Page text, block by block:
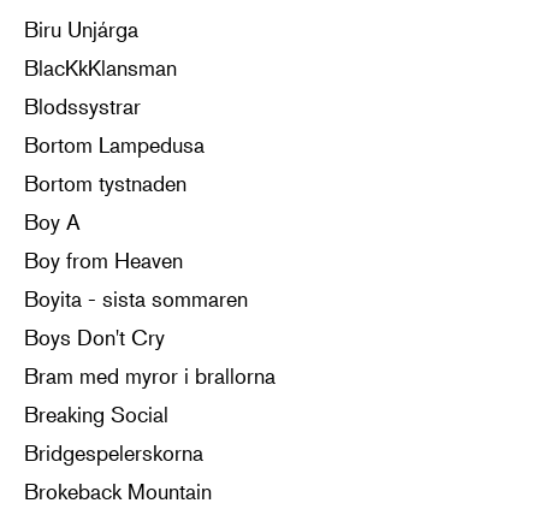
Biru Unjárga
BlacKkKlansman
Blodssystrar
Bortom Lampedusa
Bortom tystnaden
Boy A
Boy from Heaven
Boyita - sista sommaren
Boys Don't Cry
Bram med myror i brallorna
Breaking Social
Bridgespelerskorna
Brokeback Mountain